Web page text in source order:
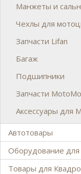
Манжеты и
Чехлы для
Запчасти Lifan
Багаж
Подшипники
Запчасти
Аксессуары для
Автотовары
Оборудование для
Товары для